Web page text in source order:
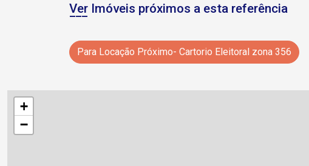
Ver Imóveis próximos a esta referência
Para Locação Próximo- Cartorio Eleitoral zona 356
+
−